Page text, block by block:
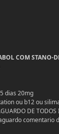
COM STANO-
dias 20mg
ou b12 ou
DE TODOS
comentario